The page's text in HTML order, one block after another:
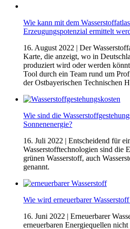
Wie kann mit dem
Erzeugungspotenzial ermittelt
16. August 2022 | Der
Karte, die anzeigt, wo in
produziert wird oder werden
Tool durch ein Team rund um
der Ostbayerischen Technischen
Wie sind die
Sonnenenergie?
16. Juli 2022 | Entscheidend für
Wasserstofftechnologien sind die
grünen Wasserstoff, auch
genannt.
Wie wird erneuerbarer
16. Juni 2022 | Erneuerbarer
erneuerbaren Energiequellen